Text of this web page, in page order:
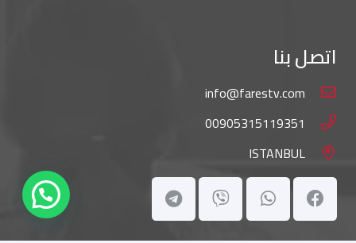
اتصل بنا
info@farestv.com
00905315119351
ISTANBUL